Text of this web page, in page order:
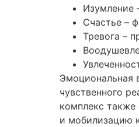
Изумление
Счастье –
Тревога –
Эмоциональная
чувственного
комплекс также
и мобилизацию